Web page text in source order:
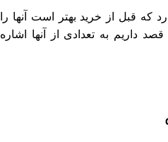
که قبل از خرید بهتر است آنها را
داریم به تعدادی از آنها اشاره